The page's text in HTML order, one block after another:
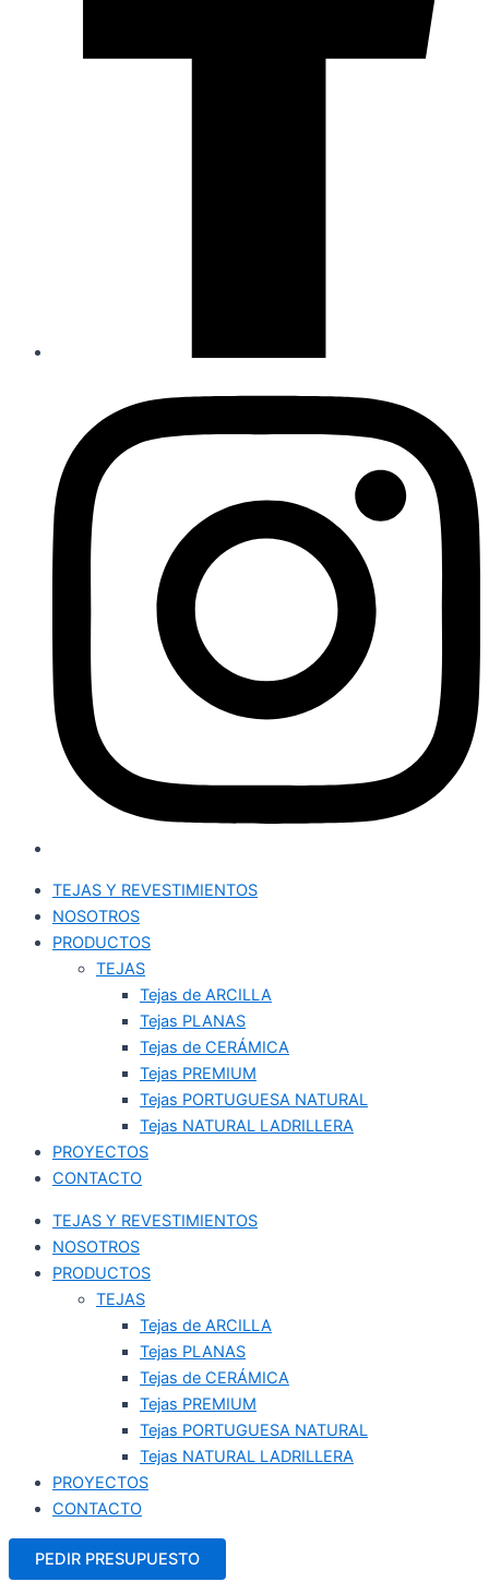
TEJAS Y REVESTIMIENTOS
NOSOTROS
PRODUCTOS
TEJAS
Tejas de ARCILLA
Tejas PLANAS
Tejas de CERÁMICA
Tejas PREMIUM
Tejas PORTUGUESA NATURAL
Tejas NATURAL LADRILLERA
PROYECTOS
CONTACTO
TEJAS Y REVESTIMIENTOS
NOSOTROS
PRODUCTOS
TEJAS
Tejas de ARCILLA
Tejas PLANAS
Tejas de CERÁMICA
Tejas PREMIUM
Tejas PORTUGUESA NATURAL
Tejas NATURAL LADRILLERA
PROYECTOS
CONTACTO
PEDIR PRESUPUESTO